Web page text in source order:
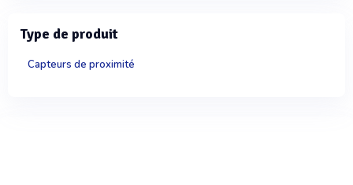
Type de produit
Capteurs de proximité